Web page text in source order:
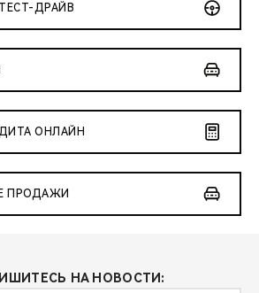
ДРАЙВ
ОНЛАЙН
ПРОДАЖИ
НА НОВОСТИ: